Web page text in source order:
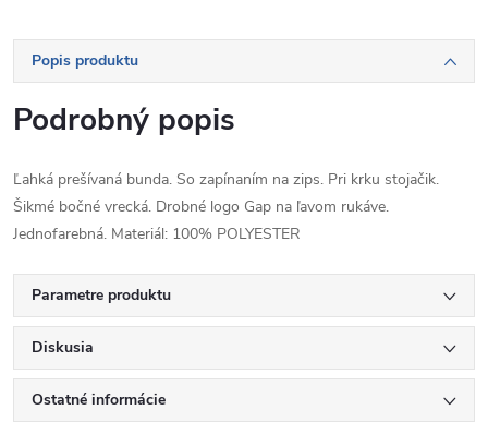
Popis produktu
Podrobný popis
Ľahká prešívaná bunda. So zapínaním na zips. Pri krku stojačik.
Šikmé bočné vrecká. Drobné logo Gap na ľavom rukáve.
Jednofarebná. Materiál: 100% POLYESTER
Parametre produktu
Diskusia
Ostatné informácie